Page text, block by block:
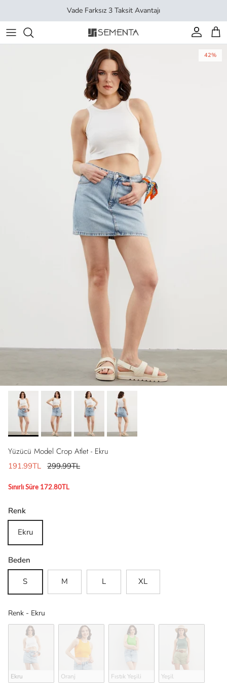
Vade Farksız 3 Taksit Avantajı
Hesap
42%
Yüzücü Model Crop Atlet - Ekru
191.99TL 299.99TL
Sınırlı Süre 172.80TL
Renk
Ekru
Beden
S M L XL
Renk - Ekru
Ekru Oranj Fıstık Yeşili Yeşil